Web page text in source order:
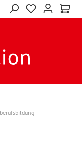
berufsbildung